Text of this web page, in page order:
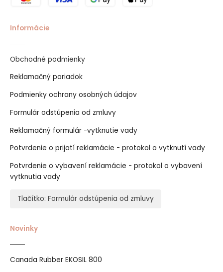
Informácie
Obchodné podmienky
Reklamačný poriadok
Podmienky ochrany osobných údajov
Formulár odstúpenia od zmluvy
Reklamačný formulár -vytknutie vady
Potvrdenie o prijatí reklamácie - protokol o vytknutí vady
Potvrdenie o vybavení reklamácie - protokol o vybavení
vytknutia vady
Tlačítko: Formulár odstúpenia od zmluvy
Novinky
Canada Rubber EKOSIL 800